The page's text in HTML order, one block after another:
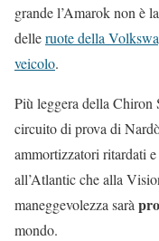
grande l’Amarok non è
delleruote della
veicolo.
Più leggera della
circuito di prova di
ammortizzatori ritardati
all’Atlantic che alla
maneggevolezza sarà
mondo.